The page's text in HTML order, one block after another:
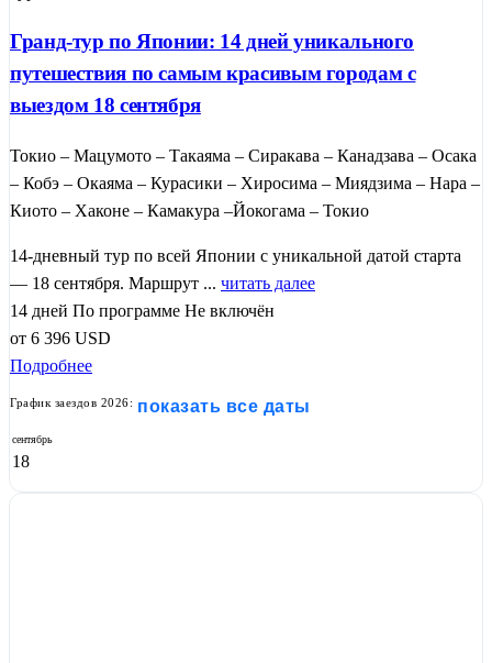
Гранд-тур по Японии: 14 дней уникального
путешествия по самым красивым городам с
выездом 18 сентября
Токио – Мацумото – Такаяма – Сиракава – Канадзава – Осака
– Кобэ – Окаяма – Курасики – Хиросима – Миядзима – Нара –
Киото – Хаконе – Камакура –Йокогама – Токио
14-дневный тур по всей Японии с уникальной датой старта
— 18 сентября. Маршрут ... читать далее
14 дней По программе Не включён
от 6 396 USD
Подробнее
График заездов 2026: показать все даты
сентябрь
18